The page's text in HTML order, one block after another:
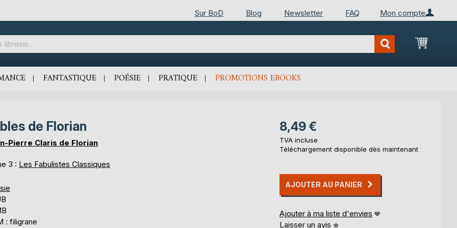
Mon compte
Sur BoD Blog Newsletter FAQ
Mon
FANTASTIQUE POÉSIE PRATIQUE PROMOTIONS EBOOKS
de Florian
Pierre Claris de Florian
3 : Les Fabulistes Classiques
: filigrane
8,49 €
TVA incluse
Téléchargement disponible dès maintenant
AJOUTER AU PANIER
Ajouter à ma liste d'envies
Laisser un avis